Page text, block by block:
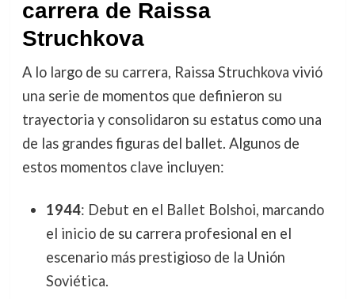
carrera de Raissa
Struchkova
A lo largo de su carrera, Raissa Struchkova vivió
una serie de momentos que definieron su
trayectoria y consolidaron su estatus como una
de las grandes figuras del ballet. Algunos de
estos momentos clave incluyen:
1944: Debut en el Ballet Bolshoi, marcando
el inicio de su carrera profesional en el
escenario más prestigioso de la Unión
Soviética.